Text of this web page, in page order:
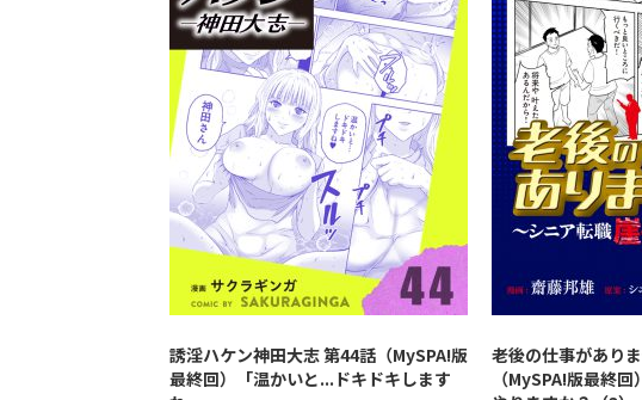
誘淫ハケン神田大志 第44話（MySPA!版
最終回）「温かいと...ドキドキします
老後の仕事があり
（MySPA!版最終回